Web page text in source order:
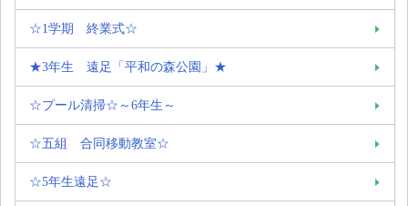
☆1学期 終業式☆
★3年生 遠足「平和の森公園」★
☆プール清掃☆～6年生～
☆五組 合同移動教室☆
☆5年生遠足☆